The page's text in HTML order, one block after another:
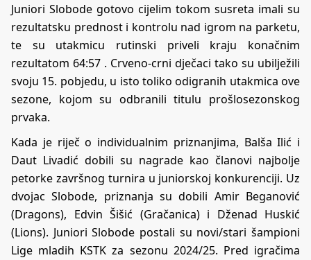
Juniori Slobode gotovo cijelim tokom susreta imali su
rezultatsku prednost i kontrolu nad igrom na parketu,
te su utakmicu rutinski priveli kraju konačnim
rezultatom 64:57 . Crveno-crni dječaci tako su ubilježili
svoju 15. pobjedu, u isto toliko odigranih utakmica ove
sezone, kojom su odbranili titulu prošlosezonskog
prvaka.
Kada je riječ o individualnim priznanjima, Balša Ilić i
Daut Livadić dobili su nagrade kao članovi najbolje
petorke završnog turnira u juniorskoj konkurenciji. Uz
dvojac Slobode, priznanja su dobili Amir Beganović
(Dragons), Edvin Šišić (Gračanica) i Dženad Huskić
(Lions). Juniori Slobode postali su novi/stari šampioni
Lige mladih KSTK za sezonu 2024/25. Pred igračima